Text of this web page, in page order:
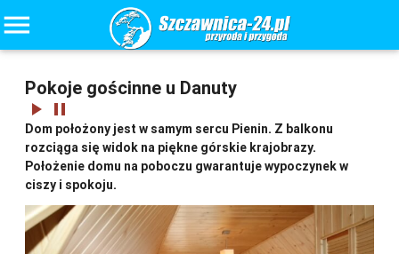
menu
Pokoje gościnne u Danuty
play_arrow pause
Dom położony jest w samym sercu Pienin. Z balkonu
rozciąga się widok na piękne górskie krajobrazy.
Położenie domu na poboczu gwarantuje wypoczynek w
ciszy i spokoju.